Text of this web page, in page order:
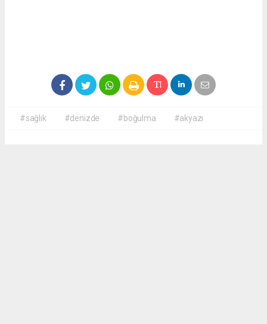
#sağlık #denizde #boğulma #akyazı